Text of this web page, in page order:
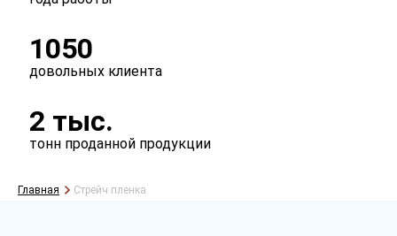
1050
довольных клиента
2 тыс.
тонн проданной продукции
Главная Стрейч пленка